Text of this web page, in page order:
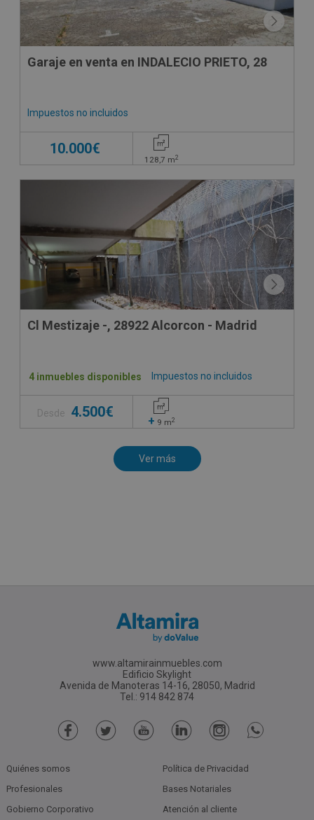
Garaje en venta en INDALECIO PRIETO, 28
Impuestos no incluidos
10.000€
128,7 m2
Cl Mestizaje -, 28922 Alcorcon - Madrid
Impuestos no incluidos
4 inmuebles disponibles
Desde 4.500€
+ 9 m2
www.altamirainmuebles.com
Edificio Skylight
Avenida de Manoteras 14-16, 28050, Madrid
Tel.: 914 842 874
Quiénes somos
Profesionales
Gobierno Corporativo
Política de Privacidad
Bases Notariales
Atención al cliente